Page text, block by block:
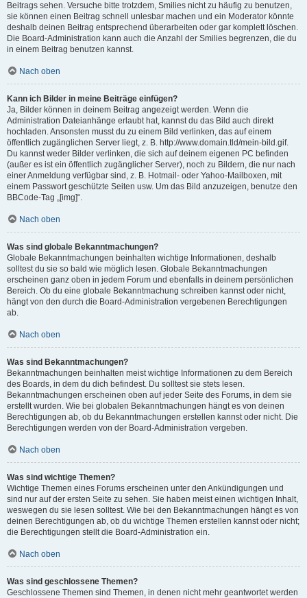
Beitrags sehen. Versuche bitte trotzdem, Smilies nicht zu häufig zu benutzen,
sie können einen Beitrag schnell unlesbar machen und ein Moderator könnte
deshalb deinen Beitrag entsprechend überarbeiten oder gar komplett löschen.
Die Board-Administration kann auch die Anzahl der Smilies begrenzen, die du
in einem Beitrag benutzen kannst.
Nach oben
Kann ich Bilder in meine Beiträge einfügen?
Ja, Bilder können in deinem Beitrag angezeigt werden. Wenn die
Administration Dateianhänge erlaubt hat, kannst du das Bild auch direkt
hochladen. Ansonsten musst du zu einem Bild verlinken, das auf einem
öffentlich zugänglichen Server liegt, z. B. http://www.domain.tld/mein-bild.gif.
Du kannst weder Bilder verlinken, die sich auf deinem eigenen PC befinden
(außer es ist ein öffentlich zugänglicher Server), noch zu Bildern, die nur nach
einer Anmeldung verfügbar sind, z. B. Hotmail- oder Yahoo-Mailboxen, mit
einem Passwort geschützte Seiten usw. Um das Bild anzuzeigen, benutze den
BBCode-Tag „[img]“.
Nach oben
Was sind globale Bekanntmachungen?
Globale Bekanntmachungen beinhalten wichtige Informationen, deshalb
solltest du sie so bald wie möglich lesen. Globale Bekanntmachungen
erscheinen ganz oben in jedem Forum und ebenfalls in deinem persönlichen
Bereich. Ob du eine globale Bekanntmachung schreiben kannst oder nicht,
hängt von den durch die Board-Administration vergebenen Berechtigungen
ab.
Nach oben
Was sind Bekanntmachungen?
Bekanntmachungen beinhalten meist wichtige Informationen zu dem Bereich
des Boards, in dem du dich befindest. Du solltest sie stets lesen.
Bekanntmachungen erscheinen oben auf jeder Seite des Forums, in dem sie
erstellt wurden. Wie bei globalen Bekanntmachungen hängt es von deinen
Berechtigungen ab, ob du Bekanntmachungen erstellen kannst oder nicht. Die
Berechtigungen werden von der Board-Administration vergeben.
Nach oben
Was sind wichtige Themen?
Wichtige Themen eines Forums erscheinen unter den Ankündigungen und
sind nur auf der ersten Seite zu sehen. Sie haben meist einen wichtigen Inhalt,
weswegen du sie lesen solltest. Wie bei den Bekanntmachungen hängt es von
deinen Berechtigungen ab, ob du wichtige Themen erstellen kannst oder nicht;
die Berechtigungen stellt die Board-Administration ein.
Nach oben
Was sind geschlossene Themen?
Geschlossene Themen sind Themen, in denen nicht mehr geantwortet werden